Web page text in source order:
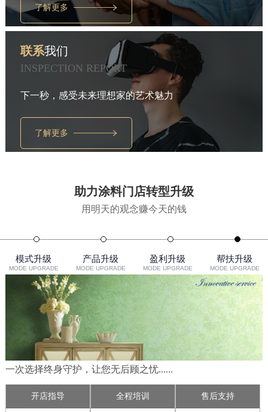
了解更多
联系我们
INSPECTION REPORT
下一秒，感受未来理想家的艺术魅力
了解更多
助力涂料门店转型升级
用明天的观念赚今天的钱
模式升级
MODE UPGRADE
产品升级
MODE UPGRADE
盈利升级
MODE UPGRADE
帮扶升级
MODE UPGRADE
涂料门店生金模式直面消费者，从卖产品到卖效果/服务
投资小 不压货 低风险